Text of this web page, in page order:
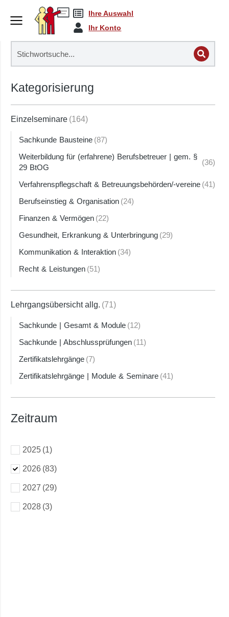
Ihre Auswahl
Ihr Konto
Kategorisierung
Einzelseminare (164)
Sachkunde Bausteine (87)
Weiterbildung für (erfahrene) Berufsbetreuer | gem. §
29 BtOG
(36)
Verfahrenspflegschaft & Betreuungsbehörden/-vereine (41)
Berufseinstieg & Organisation (24)
Finanzen & Vermögen (22)
Gesundheit, Erkrankung & Unterbringung (29)
Kommunikation & Interaktion (34)
Recht & Leistungen (51)
Lehrgangsübersicht allg. (71)
Sachkunde | Gesamt & Module (12)
Sachkunde | Abschlussprüfungen (11)
Zertifikatslehrgänge (7)
Zertifikatslehrgänge | Module & Seminare (41)
Zeitraum
2025 (1)
2026 (83)
2027 (29)
2028 (3)